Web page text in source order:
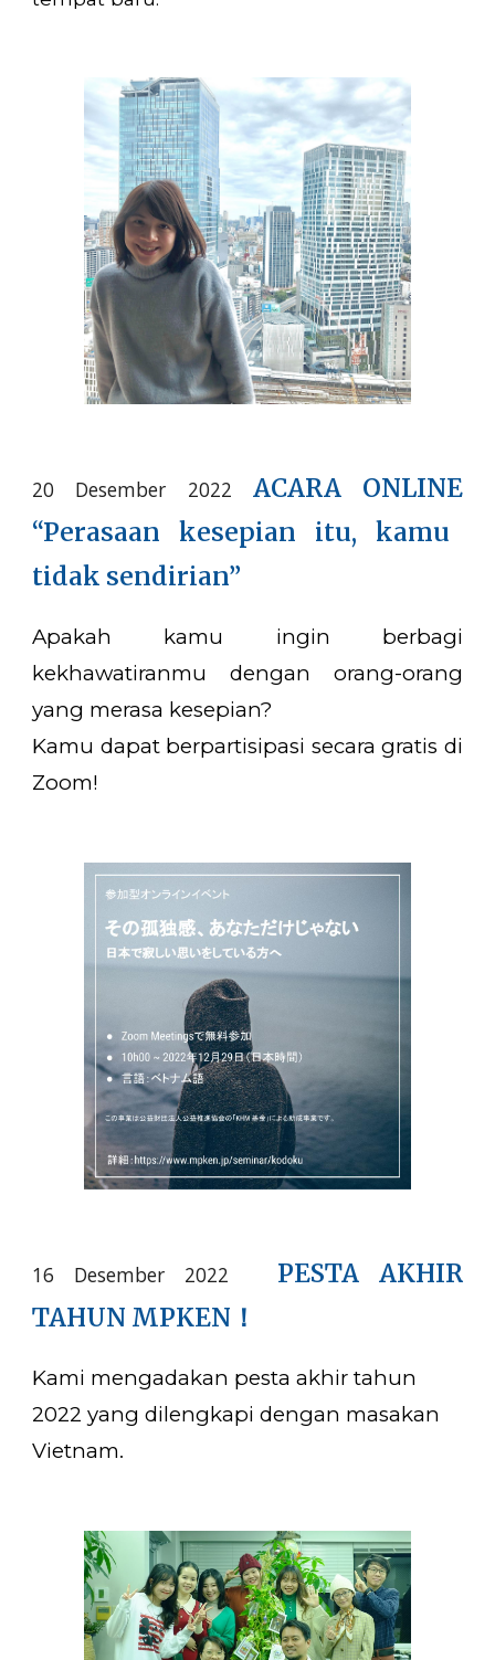
20 Desember 2022 ACARA ONLINE
“Perasaan kesepian itu, kamu
tidak sendirian”
Apakah kamu ingin berbagi
kekhawatiranmu dengan orang-orang
yang merasa kesepian?
Kamu dapat berpartisipasi secara gratis di
Zoom!
16 Desember 2022
PESTA AKHIR
TAHUN MPKEN ！
Kami mengadakan pesta akhir tahun
2022 yang dilengkapi dengan masakan
Vietnam.